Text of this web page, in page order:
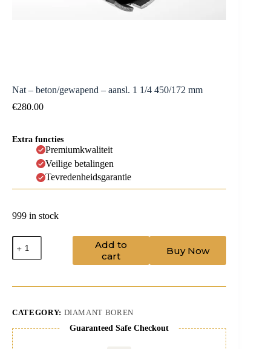
Nat – beton/gewapend – aansl. 1 1/4 450/172 mm
€280.00
Extra functies
Premiumkwaliteit
Veilige betalingen
Tevredenheidsgarantie
999 in stock
Nat
beton/gewapend
450/172
quantity
Add to
cart
Buy Now
CATEGORY: DIAMANT BOREN
Guaranteed Safe Checkout